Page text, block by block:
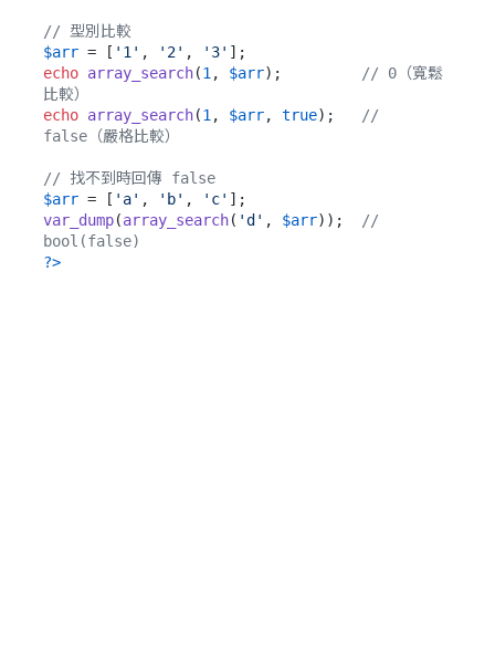
// 型別比較
$arr = [ '1' , '2' , '3'
echo array_search(1 , $arr);
// 0（寬鬆
比較）
echo array_search(1 , $arr, true);
//
false（嚴格比較）
// 找不到時回傳 false
$arr = [ 'a' , 'b' , 'c'
var_dump(array_search( 'd' , $arr));
//
bool(false)
?>